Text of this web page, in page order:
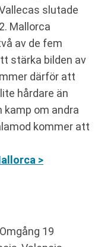
slutade
Mallorca
av de fem
stärka bilden av
därför att
hårdare än
kamp om andra
kommer att
>
19